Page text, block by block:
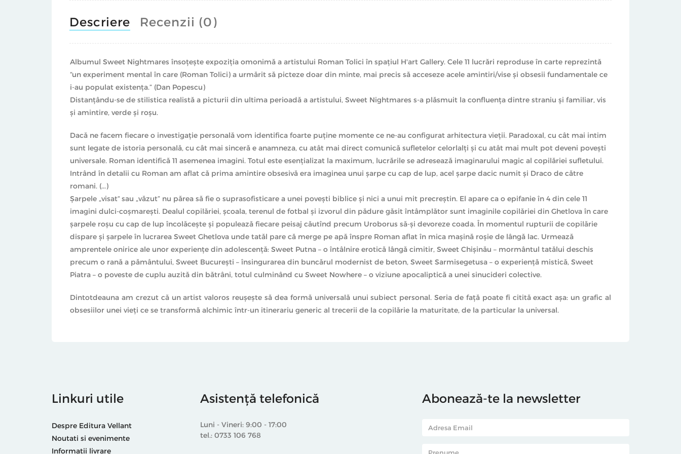
Descriere Recenzii (0)
Albumul Sweet Nightmares însoţeşte expoziţia omonimă a artistului Roman Tolici în spaţiul H'art Gallery. Cele 11 lucrări reproduse în carte reprezintă
“un experiment mental în care (Roman Tolici) a urmărit să picteze doar din minte, mai precis să acceseze acele amintiri/vise şi obsesii fundamentale ce
i-au populat existenţa.” (Dan Popescu)
Distanţându-se de stilistica realistă a picturii din ultima perioadă a artistului, Sweet Nightmares s-a plăsmuit la confluenţa dintre straniu şi familiar, vis
şi amintire, verde şi roşu.
Dacă ne facem fiecare o investigaţie personală vom identifica foarte puţine momente ce ne-au configurat arhitectura vieţii. Paradoxal, cu cât mai intim
sunt legate de istoria personală, cu cât mai sinceră e anamneza, cu atât mai direct comunică sufletelor celorlalţi şi cu atât mai mult pot deveni poveşti
universale. Roman identifică 11 asemenea imagini. Totul este esenţializat la maximum, lucrările se adresează imaginarului magic al copilăriei sufletului.
Intrând în detalii cu Roman am aflat că prima amintire obsesivă era imaginea unui şarpe cu cap de lup, acel şarpe dacic numit şi Draco de către
romani. (...)
Şarpele „visat“ sau „văzut” nu părea să fie o suprasofisticare a unei poveşti biblice şi nici a unui mit precreştin. El apare ca o epifanie în 4 din cele 11
imagini dulci-coşmareşti. Dealul copilăriei, şcoala, terenul de fotbal şi izvorul din pădure găsit întâmplător sunt imaginile copilăriei din Ghetlova în care
şarpele roşu cu cap de lup încolăceşte şi populează fiecare peisaj căutînd precum Uroborus să-şi devoreze coada. În momentul rupturii de copilărie
dispare şi şarpele în lucrarea Sweet Ghetlova unde tatăl pare că merge pe apă înspre Roman aflat în mica maşină roşie de lângă lac. Urmează
amprentele onirice ale unor experienţe din adolescenţă: Sweet Putna – o întâlnire erotică lângă cimitir, Sweet Chişinău – mormântul tatălui deschis
precum o rană a pământului, Sweet Bucureşti – însingurarea din buncărul modernist de beton, Sweet Sarmisegetusa – o experienţă mistică, Sweet
Piatra – o poveste de cuplu auzită din bătrâni, totul culminând cu Sweet Nowhere – o viziune apocaliptică a unei sinucideri colective.
Dintotdeauna am crezut că un artist valoros reuşeşte să dea formă universală unui subiect personal. Seria de faţă poate fi citită exact aşa: un grafic al
obsesiilor unei vieţi ce se transformă alchimic într-un itinerariu generic al trecerii de la copilărie la maturitate, de la particular la universal.
Linkuri utile
Despre Editura Vellant
Noutati si evenimente
Informatii livrare
Asistență telefonică
Luni - Vineri: 9:00 - 17:00
tel.: 0733 106 768
Abonează-te la newsletter